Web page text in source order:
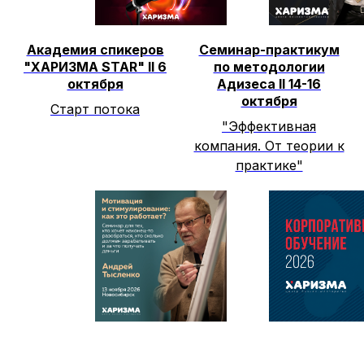
Академия спикеров
"ХАРИЗМА STAR" II 6
октября
Старт потока
Семинар-практикум
по методологии
Адизеса II 14-16
октября
"Эффективная
компания. От теории к
практике"